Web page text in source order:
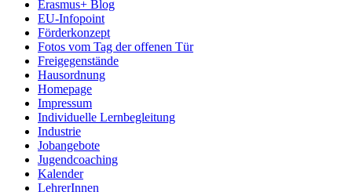
Erasmus+ Blog
EU-Infopoint
Förderkonzept
Fotos vom Tag der offenen Tür
Freigegenstände
Hausordnung
Homepage
Impressum
Individuelle Lernbegleitung
Industrie
Jobangebote
Jugendcoaching
Kalender
LehrerInnen